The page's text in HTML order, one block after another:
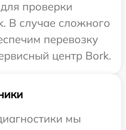
проверки
В случае сложного
перевозку
центр Bork.
мы